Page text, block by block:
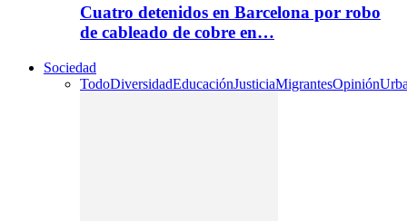
Cuatro detenidos en Barcelona por robo
de cableado de cobre en…
Sociedad
TodoDiversidadEducaciónJusticiaMigrantesOpinión